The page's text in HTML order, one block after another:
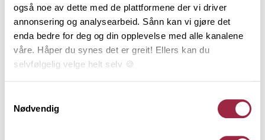
også noe av dette med de plattformene der vi driver
annonsering og analysearbeid. Sånn kan vi gjøre det
enda bedre for deg og din opplevelse med alle kanalene
våre. Håper du synes det er greit! Ellers kan du
selvfølgelig velge helt selv 🍪
Nødvendig